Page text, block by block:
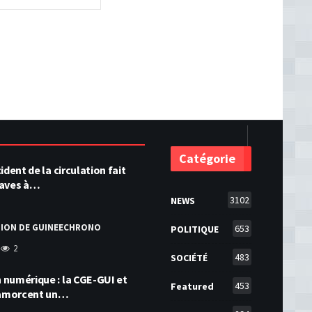
de la circulation fait
à…
DE GUINEECHRONO
2
: la CGE-GUI et
un…
Catégorie
NEWS 3102
POLITIQUE 653
SOCIÉTÉ 483
Featured 453